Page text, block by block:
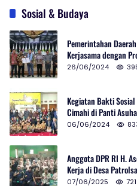
Sosial & Budaya
Pemerintahan
Kerjasama dengan
Selatan
26/06/2024
Kegiatan Bakti Sosial
Cimahi di Panti
06/06/2024
Anggota DPR RI H.
Kerja di Desa
07/06/2025 721